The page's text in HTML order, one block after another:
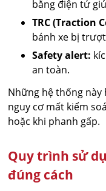
bằng điện tử
TRC (Traction
bánh xe bị
Safety alert:
an toàn.
Những hệ thống này
nguy cơ mất kiểm
hoặc khi phanh gấp.
Quy trình sử
đúng cách